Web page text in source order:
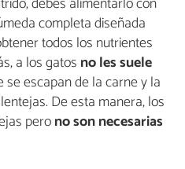
completa diseñada
todos los nutrientes
a los gatos no les suele
se escapan de la carne y la
De esta manera, los
perono son necesarias